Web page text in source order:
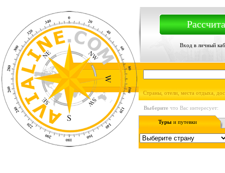
Вход в личный
Страны, отели, места отдыха,
Выберите что Вас интересует:
Туры и путевки